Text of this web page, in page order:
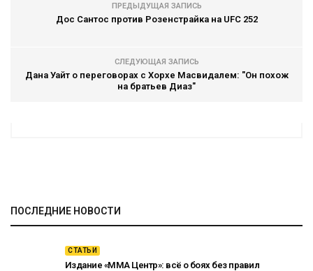
ПРЕДЫДУЩАЯ ЗАПИСЬ
Дос Сантос против Розенстрайка на UFC 252
СЛЕДУЮЩАЯ ЗАПИСЬ
Дана Уайт о переговорах с Хорхе Масвидалем: "Он похож
на братьев Диаз"
ПОСЛЕДНИЕ НОВОСТИ
СТАТЬИ
Издание «ММА Центр»: всё о боях без правил